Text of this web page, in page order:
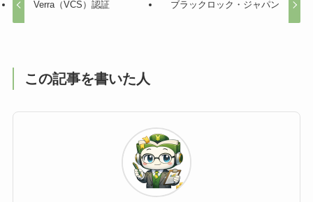
Verra（VCS）認証 ブラックロック・ジャパン
この記事を書いた人